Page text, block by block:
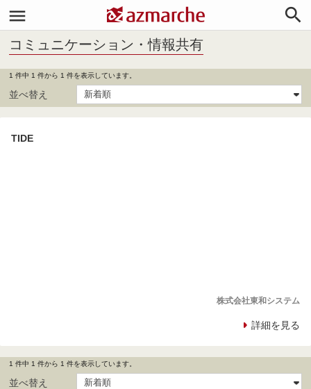


コミュニケーション・情報共有
1 件中 1 件から 1 件を表示しています。
並べ替え
TIDE
株式会社東和システム
詳細を見る
1 件中 1 件から 1 件を表示しています。
並べ替え